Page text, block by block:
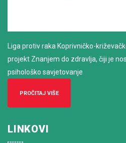
Liga protiv raka Koprivničko-
projekt Znanjem do zdravlja, čiji je
psihološko savjetovanje
PROČITAJ VIŠE
LINKOVI